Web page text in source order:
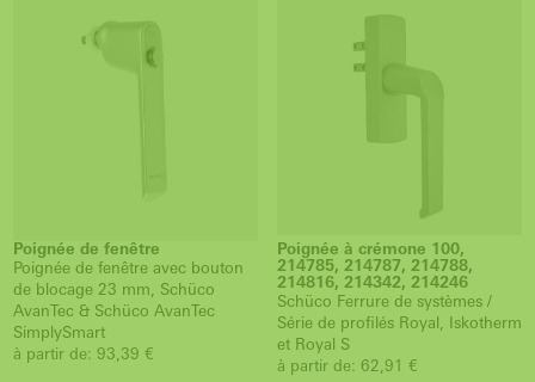
Poignée de fenêtre
Poignée de fenêtre avec bouton
de blocage 23 mm, Schüco
AvanTec & Schüco AvanTec
SimplySmart
à partir de: 93,39 €
Poignée à crémone 100,
214785, 214787, 214788,
214816, 214342, 214246
Schüco Ferrure de systèmes /
Série de profilés Royal, Iskotherm
et Royal S
à partir de: 62,91 €